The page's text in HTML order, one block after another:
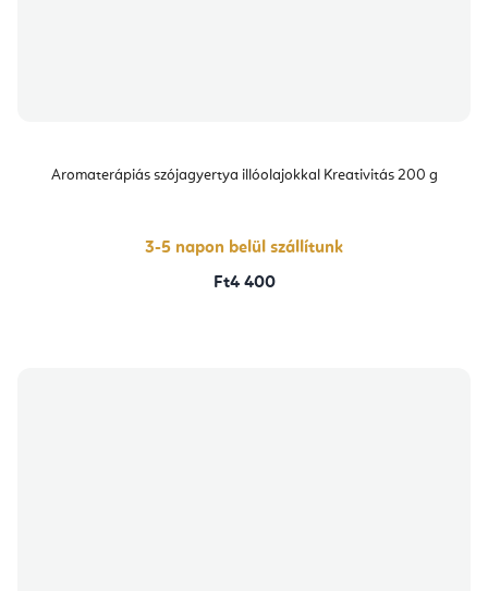
Aromaterápiás szójagyertya illóolajokkal Kreativitás 200 g
3-5 napon belül szállítunk
Ft4 400